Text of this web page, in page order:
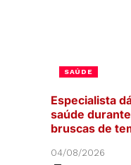
SAÚDE
Especialista
saúde
bruscas de
04/08/2026